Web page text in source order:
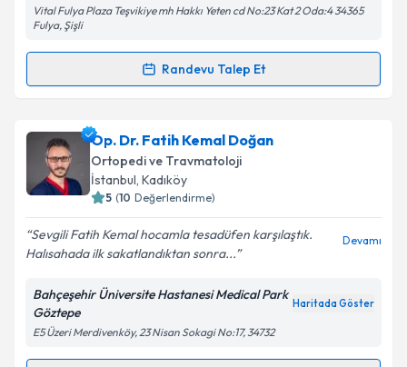
Kişisel verilerimin işlenmesine ilişkinAydınlatma
kapsamda işlenmesini kabul ediyorum.
Vital Fulya Plaza Teşvikiye mh Hakkı Yeten cd No:23 Kat 2 Oda:4 34365
Fulya, Şişli
Randevu Talep Et
Randevu Takvimi Talebi
Prof. Dr. Akın Uğraşiçin randevu takvimi talebi
oluşturun. Size bu uzmandan randevu almanız için bir
takvim hazırlandığında e-posta ile bilgilendireceğiz.
Kişisel verilerimin işlenmesine ilişkin Aydınlatma
kapsamda işlenmesini kabul ediyorum.
Op. Dr. Fatih Kemal Doğan
Ortopedi ve Travmatoloji
İstanbul, Kadıköy
5 (10 Değerlendirme)
Sevgili Fatih Kemal hocamla tesadüfen karşılaştık.
Halısahada ilk sakatlandıktan sonra...
Devamı
Bahçeşehir Üniversite Hastanesi Medical Park
Göztepe
Haritada Göster
E5 Üzeri Merdivenköy, 23 Nisan Sokagi No:17, 34732